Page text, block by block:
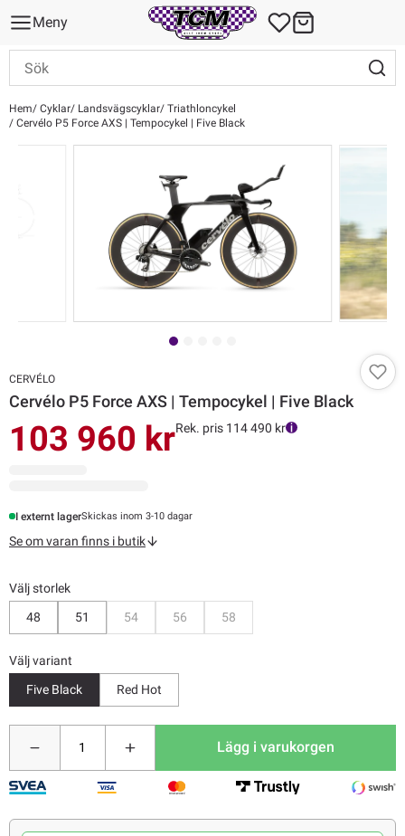
Meny
Hem Cyklar Landsvägscyklar Triathloncykel
Cervélo P5 Force AXS | Tempocykel | Five Black
CERVÉLO
Cervélo P5 Force AXS | Tempocykel | Five Black
103 960 krRek. pris 114 490 kr
I externt lagerSkickas inom 3-10 dagar
Se om varan finns i butik
Välj storlek
48
51 54 56 58
Välj variant
Five Black
Red Hot
Lägg i varukorgen